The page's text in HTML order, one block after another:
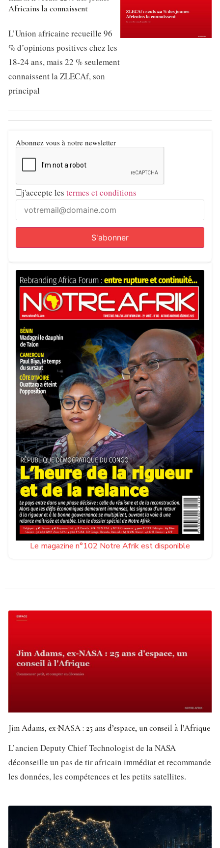
Africains la connaissent
L’Union africaine recueille 96
% d’opinions positives chez les
18-24 ans, mais 22 % seulement
connaissent la ZLECAf, son
principal
Abonnez vous à notre newsletter
j'accepte les termes et conditions
Le magazine n°102 Notre Afrik est disponible
Jim Adams, ex-NASA : 25 ans d’espace, un conseil à l’Afrique
L’ancien Deputy Chief Technologist de la NASA
déconseille un pas de tir africain immédiat et recommande
les données, les compétences et les petits satellites.